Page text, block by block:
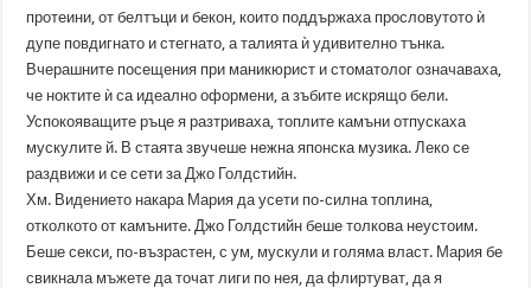
протеини, от белтъци и бекон, които поддържаха прословутото ѝ
дупе повдигнато и стегнато, а талията ѝ удивително тънка.
Вчерашните посещения при маникюрист и стоматолог означаваха,
че ноктите ѝ са идеално оформени, а зъбите искрящо бели.
Успокояващите ръце я разтриваха, топлите камъни отпускаха
мускулите й. В стаята звучеше нежна японска музика. Леко се
раздвижи и се сети за Джо Голдстийн.
Хм. Видението накара Мария да усети по-силна топлина,
отколкото от камъните. Джо Голдстийн беше толкова неустоим.
Беше секси, по-възрастен, с ум, мускули и голяма власт. Мария бе
свикнала мъжете да точат лиги по нея, да флиртуват, да я